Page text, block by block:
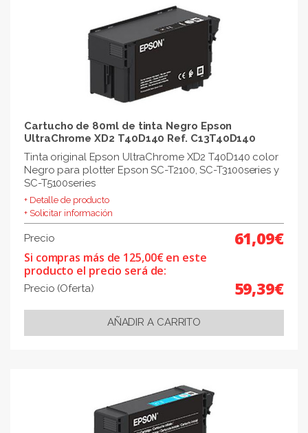
Cartucho de 80ml de tinta Negro Epson
UltraChrome XD2 T40D140 Ref. C13T40D140
Tinta original Epson UltraChrome XD2 T40D140 color
Negro para plotter Epson SC-T2100, SC-T3100series y
SC-T5100series
+ Detalle de producto
+ Solicitar información
Precio 61,09€
Si compras más de 125,00€ en este
producto el precio será de:
Precio (Oferta) 59,39€